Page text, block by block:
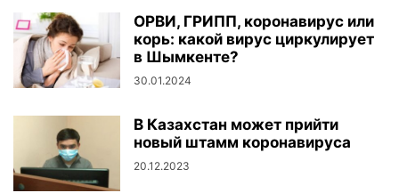
ОРВИ, ГРИПП, коронавирус или
корь: какой вирус циркулирует
в Шымкенте?
30.01.2024
В Казахстан может прийти
новый штамм коронавируса
20.12.2023